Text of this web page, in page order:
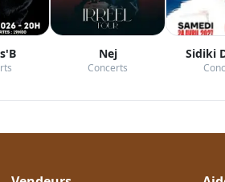
Nej
Concerts
Sidiki